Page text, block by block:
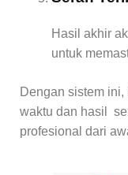
Hasil akhir
untuk
Dengan sistem ini,
waktu dan hasil
profesional dari